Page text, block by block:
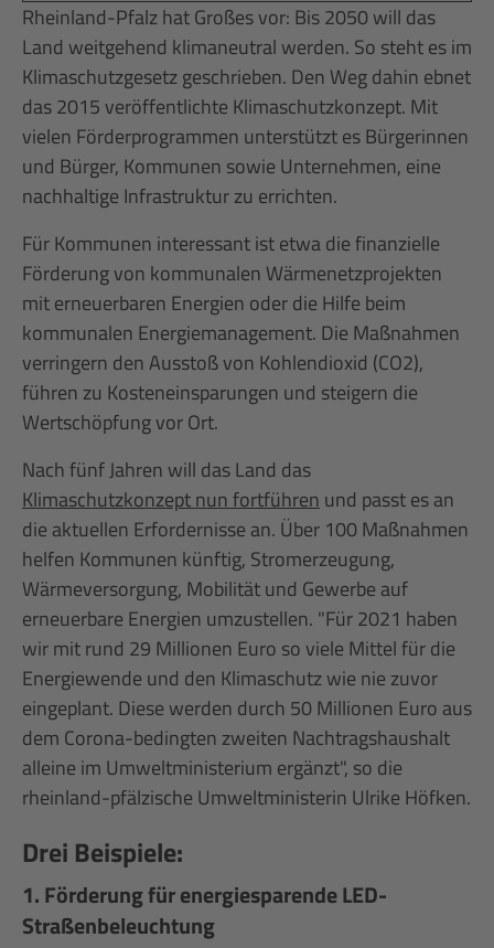
Rheinland-Pfalz hat Großes vor: Bis 2050 will das
Land weitgehend klimaneutral werden. So steht es im
Klimaschutzgesetz geschrieben. Den Weg dahin ebnet
das 2015 veröffentlichte Klimaschutzkonzept. Mit
vielen Förderprogrammen unterstützt es Bürgerinnen
und Bürger, Kommunen sowie Unternehmen, eine
nachhaltige Infrastruktur zu errichten.
Für Kommunen interessant ist etwa die finanzielle
Förderung von kommunalen Wärmenetzprojekten
mit erneuerbaren Energien oder die Hilfe beim
kommunalen Energiemanagement. Die Maßnahmen
verringern den Ausstoß von Kohlendioxid (CO2),
führen zu Kosteneinsparungen und steigern die
Wertschöpfung vor Ort.
Nach fünf Jahren will das Land das
Klimaschutzkonzept nun fortführen und passt es an
die aktuellen Erfordernisse an. Über 100 Maßnahmen
helfen Kommunen künftig, Stromerzeugung,
Wärmeversorgung, Mobilität und Gewerbe auf
erneuerbare Energien umzustellen. "Für 2021 haben
wir mit rund 29 Millionen Euro so viele Mittel für die
Energiewende und den Klimaschutz wie nie zuvor
eingeplant. Diese werden durch 50 Millionen Euro aus
dem Corona-bedingten zweiten Nachtragshaushalt
alleine im Umweltministerium ergänzt", so die
rheinland-pfälzische Umweltministerin Ulrike Höfken.
Drei Beispiele:
1. Förderung für energiesparende LED-
Straßenbeleuchtung